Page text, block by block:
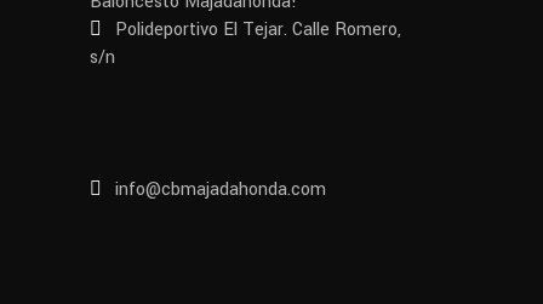
Polideportivo El Tejar. Calle Romero,
s/n
info@cbmajadahonda.com